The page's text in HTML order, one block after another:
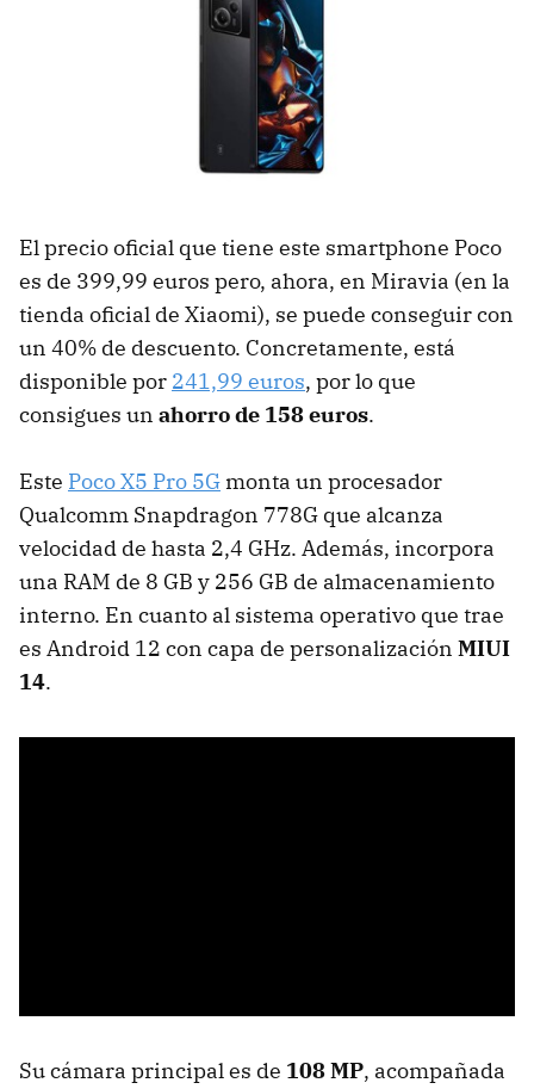
El precio oficial que tiene este smartphone Poco
es de 399,99 euros pero, ahora, en Miravia (en la
tienda oficial de Xiaomi), se puede conseguir con
un 40% de descuento. Concretamente, está
disponible por 241,99 euros, por lo que
consigues un ahorro de 158 euros.
Este Poco X5 Pro 5G monta un procesador
Qualcomm Snapdragon 778G que alcanza
velocidad de hasta 2,4 GHz. Además, incorpora
una RAM de 8 GB y 256 GB de almacenamiento
interno. En cuanto al sistema operativo que trae
es Android 12 con capa de personalización MIUI
14.
Su cámara principal es de 108 MP, acompañada